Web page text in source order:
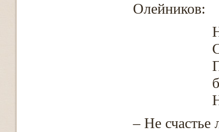
Олейников:
– Не счастье